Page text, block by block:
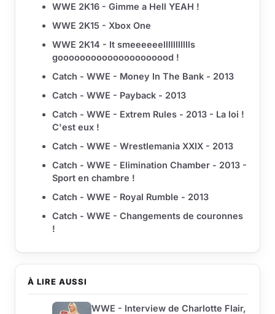
À LIRE AUSSI
WWE - Interview de Charlotte Flair,
WWE 2K16 - Gimme a Hell YEAH !
WWE 2K15 - Xbox One
WWE 2K14 - It smeeeeeellllllllllls
gooooooooooooooooooood !
Catch - WWE - Money In The Bank - 2013
Catch - WWE - Payback - 2013
Catch - WWE - Extrem Rules - 2013 - La loi !
C'est eux !
Catch - WWE - Wrestlemania XXIX - 2013
Catch - WWE - Elimination Chamber - 2013 -
Sport en chambre !
Catch - WWE - Royal Rumble - 2013
Catch - WWE - Changements de couronnes
!